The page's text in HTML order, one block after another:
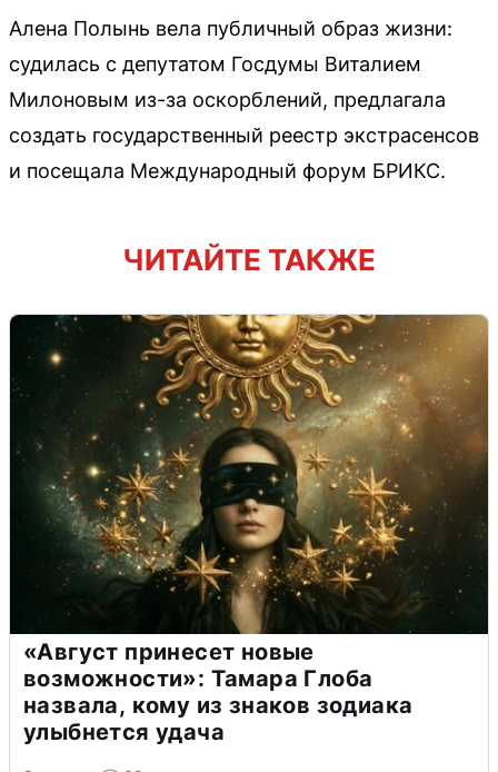
Алена Полынь вела публичный образ жизни:
судилась с депутатом Госдумы Виталием
Милоновым из-за оскорблений, предлагала
создать государственный реестр экстрасенсов
и посещала Международный форум БРИКС.
ЧИТАЙТЕ ТАКЖЕ
«Август принесет новые
возможности»: Тамара Глоба
назвала, кому из знаков зодиака
улыбнется удача